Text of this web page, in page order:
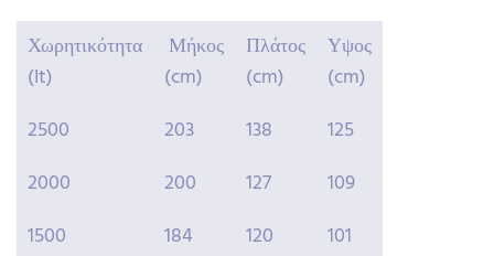
Χωρητικότητα
(It)
Μήκος
(cm)
Πλάτος
(cm)
Υψος
(cm)
2500
203 138
125
2000
200 127
109
1500
184 120
101